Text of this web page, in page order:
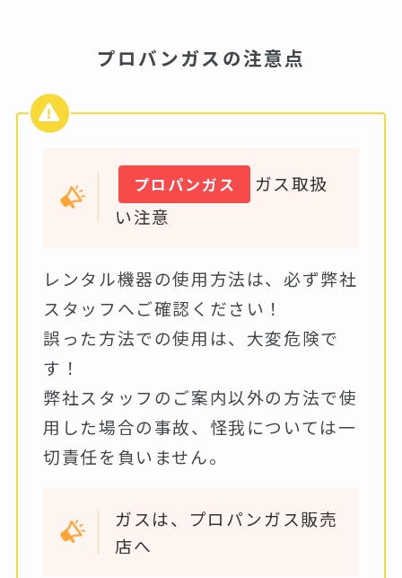
プロバンガスの注意点
プロパンガス
ガス取扱
い注意
レンタル機器の使用方法は、必ず弊社
スタッフへご確認ください！
誤った方法での使用は、大変危険で
す！
弊社スタッフのご案内以外の方法で使
用した場合の事故、怪我については一
切責任を負いません。
ガスは、プロパンガス販売
店へ